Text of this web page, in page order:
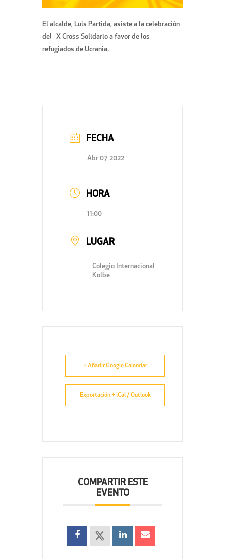
El alcalde, Luis Partida, asiste a la celebración
del X Cross Solidario a favor de los
refugiados de Ucrania.
FECHA
Abr 07 2022
HORA
11:00
LUGAR
Colegio Internacional
Kolbe
+ Añadir Google Calendar
Exportación + iCal / Outlook
COMPARTIR ESTE
EVENTO